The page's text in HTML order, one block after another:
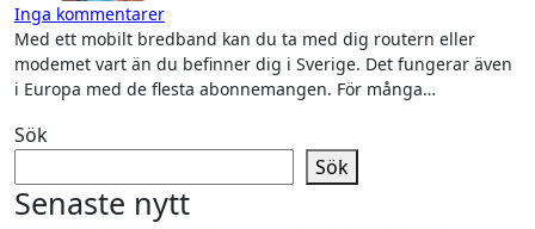
Inga kommentarer
Med ett mobilt bredband kan du ta med dig routern eller
modemet vart än du befinner dig i Sverige. Det fungerar även
i Europa med de flesta abonnemangen. För många…
Sök
Sök
Senaste nytt